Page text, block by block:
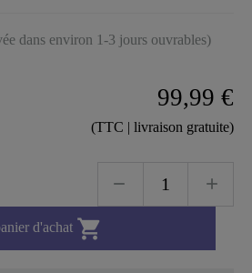
dans environ 1-3 jours ouvrables)
99,99 €
(TTC | livraison gratuite)
d'achat 